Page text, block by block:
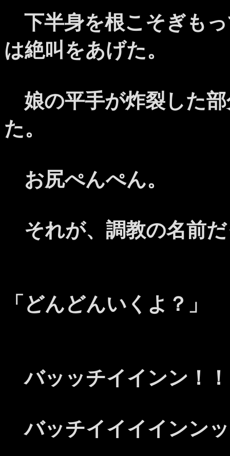
下半身を根こそぎも
は絶叫をあげた。
娘の平手が炸裂した
た。
お尻ぺんぺん。
それが、調教の名前
「どんどんいくよ？」
バッッチイインン！！
バッチイイイインン